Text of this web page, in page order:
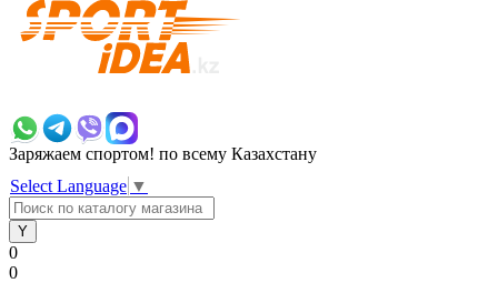
Заряжаем спортом! по всему Казахстану
Select Language ▼
0
0